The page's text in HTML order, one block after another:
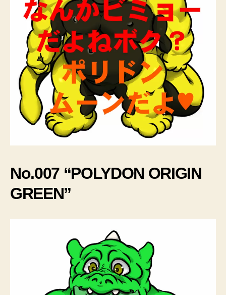
No.007 “POLYDON ORIGIN
GREEN”